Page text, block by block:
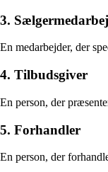
3.
En medarbejder, der
4. Tilbudsgiver
En person, der
5. Forhandler
En person, der